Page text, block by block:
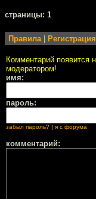
cтраницы: 1
Правила | Регистрация
Комментарий появится
модератором!
имя:
пароль:
забыл пароль? | я с форума
комментарий: